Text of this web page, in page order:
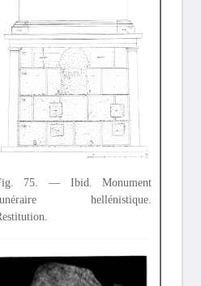
75. — Ibid. Monument
hellénistique.